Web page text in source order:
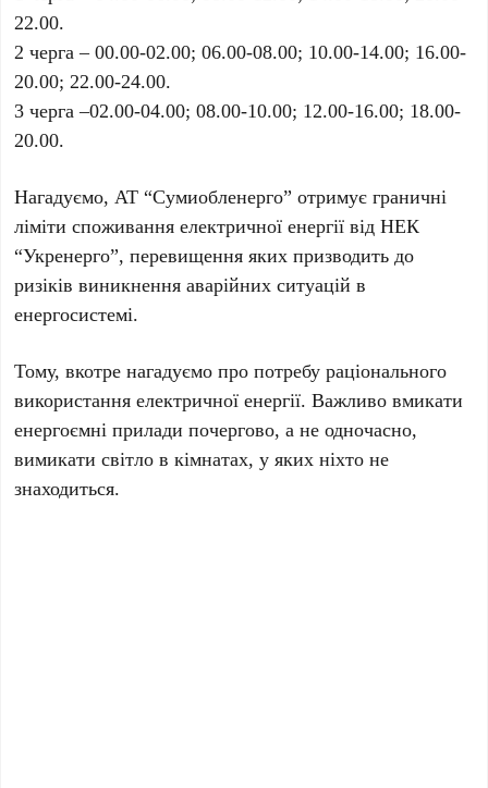
22.00.
2 черга – 00.00-02.00; 06.00-08.00; 10.00-14.00; 16.00-
20.00; 22.00-24.00.
3 черга –02.00-04.00; 08.00-10.00; 12.00-16.00; 18.00-
20.00.
Нагадуємо, АТ “Сумиобленерго” отримує граничні
ліміти споживання електричної енергії від НЕК
“Укренерго”, перевищення яких призводить до
ризіків виникнення аварійних ситуацій в
енергосистемі.
Тому, вкотре нагадуємо про потребу раціонального
використання електричної енергії. Важливо вмикати
енергоємні прилади почергово, а не одночасно,
вимикати світло в кімнатах, у яких ніхто не
знаходиться.